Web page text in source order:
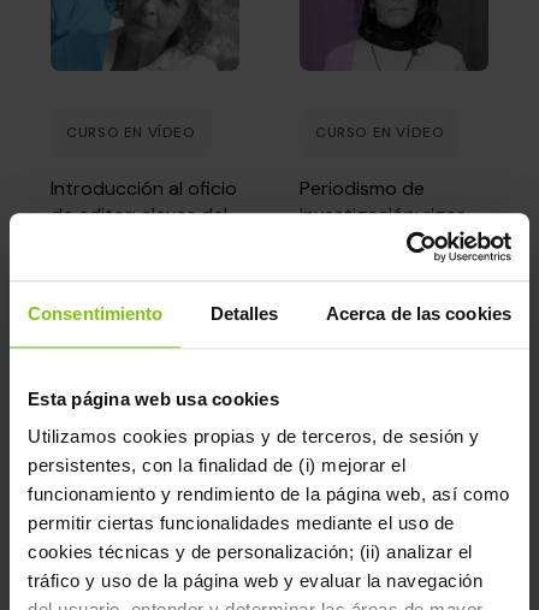
Consentimiento Detalles Acerca de las cookies
Esta página web usa cookies
Utilizamos cookies propias y de terceros, de sesión y
persistentes, con la finalidad de (i) mejorar el
funcionamiento y rendimiento de la página web, así como
permitir ciertas funcionalidades mediante el uso de
cookies técnicas y de personalización; (ii) analizar el
tráfico y uso de la página web y evaluar la navegación
CURSO EN VÍDEO
Introducción al oficio
de editor: claves del
CURSO EN VÍDEO
Periodismo de
investigación: rigor,
ética y valentía con
CURSO EN VÍDEO CURSO EN VÍDEO